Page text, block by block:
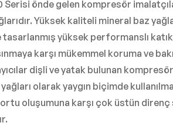
Serisi önde gelen kompresör
Yüksek kaliteli mineral baz
yüksek performanslı
karşı mükemmel koruma ve
dişli ve yatak bulunan
olarak yaygın biçimde
oluşumuna karşı çok üstün